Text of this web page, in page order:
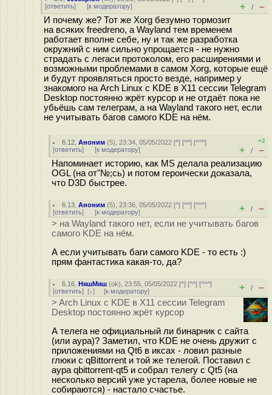
[ответить] [к модератору] + / –
И почему же? Тот же Xorg безумно тормозит
на всяких freedreno, а Wayland тем временем
работает вполне себе, ну и так же разработка
окружний с ним сильно упрощается - не нужно
страдать с легаси протоколом, его расширениями и
возможными проблемами в самом Xorg, которые ещё
и будут проявляться просто везде, например у
знакомого на Arch Linux с KDE в X11 сессии Telegram
Desktop постоянно жрёт курсор и не отдаёт пока не
убьёшь сам телеграм, а на Wayland такого нет, если
не учитывать багов самого KDE на нём.
6.12 ,Аноним (5), 23:34, 05/05/2022 [^] [^^] [^^^]
[ответить] [к модератору]
+2
+ / –
Напоминает историю, как MS делала реализацию
OGL (на от"№;сь) и потом героически доказала,
что D3D быстрее.
6.13 ,Аноним (5), 23:36, 05/05/2022 [^] [^^] [^^^]
[ответить] [к модератору] + / –
> на Wayland такого нет, если не учитывать багов
самого KDE на нём.
А если учитывать баги самого KDE - то есть :)
прям фантастика какая-то, да?
6.16 ,НяшМяш (ok), 23:55, 05/05/2022 [^] [^^] [^^^]
[ответить] [↓] [к модератору] + / –
> Arch Linux с KDE в X11 сессии Telegram
Desktop постоянно жрёт курсор
А телега не официальный ли бинарник с сайта
(или аура)? Заметил, что KDE не очень дружит с
приложениями на Qt6 в иксах - ловил разные
глюки с qBittorrent и той же телегой. Поставил с
аура qbittorrent-qt5 и собрал телегу с Qt5 (на
несколько версий уже устарела, более новые не
собираются) - настало счастье.